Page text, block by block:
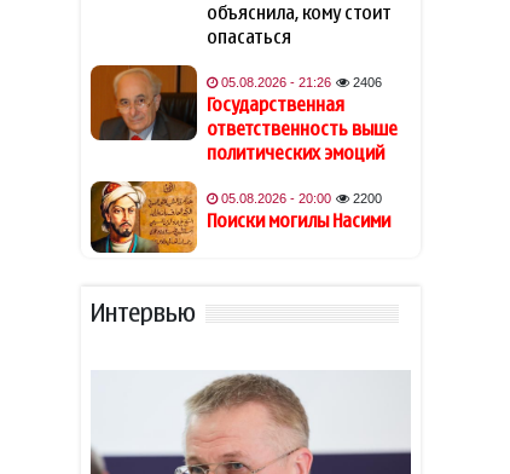
Захарова обвинила Макрона
Украины к терактам против
россиян
Трамп: Я предпочел бы
09:00
Пезешкиан: Они
планировали захватить
Сирию
туристки нашли в чемодане
Начался официальный визит
Джейхуна Байрамова в
объяснила, кому стоит
опасаться
05.08.2026 - 21:26 2406
Государственная
ответственность выше
политических эмоций
05.08.2026 - 20:00 2200
Поиски могилы Насими
Интервью